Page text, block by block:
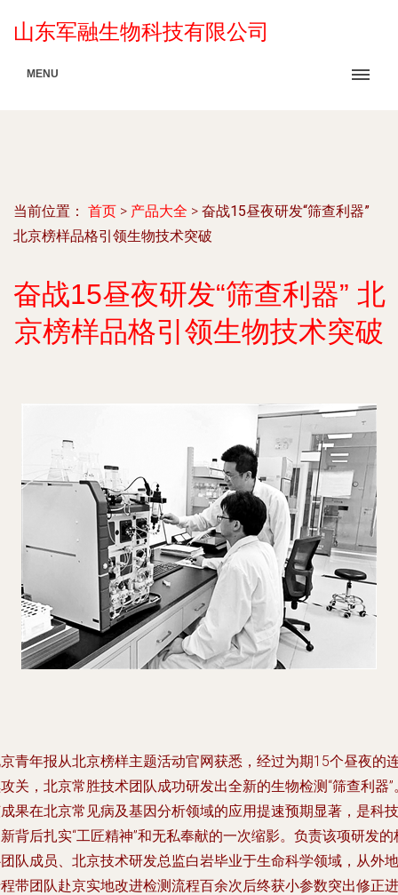
山东军融生物科技有限公司
MENU
当前位置： 首页 > 产品大全 > 奋战15昼夜研发“筛查利器”
北京榜样品格引领生物技术突破
奋战15昼夜研发“筛查利器” 北
京榜样品格引领生物技术突破
青年报从北京榜样主题活动官网获悉，经过为期15个昼夜的
关，北京常胜技术团队成功研发出全新的生物检测“筛查利器”
果在北京常见病及基因分析领域的应用提速预期显著，是科技
背后扎实“工匠精神”和无私奉献的一次缩影。负责该项研发的
队成员、北京技术研发总监白岩毕业于生命科学领域，从外地
带团队赴京实地改进检测流程百余次后终获小参数突出修正进